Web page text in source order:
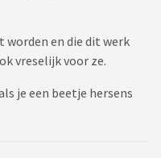
worden en die dit werk
vreselijk voor ze.
je een beetje hersens